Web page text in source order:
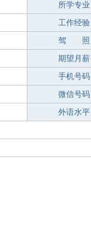
所学专业
工作经验
驾 照
期望月薪
手机号码
微信号码
外语水平